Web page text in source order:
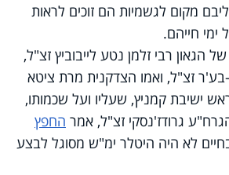
מקום לגשמיות הם זוכים לראות
ימי חייהם.
הגאון רבי זלמן נטע לייבוביץ זצ"ל,
בע'ר זצ"ל, ואמו הצדקנית מרת ציטא
ישיבת קמניץ, שעליו ועל שכמותו,
גרודז'נסקי זצ"ל, אמר החפץ
לא היה היטלר ימ"ש מסוגל לבצע